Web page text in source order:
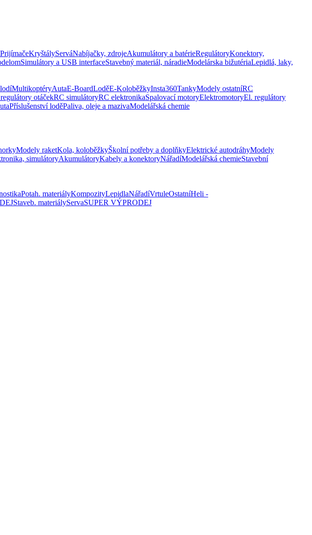
PrijímačeKryštályServáNabíjačky, zdrojeAkumulátory a batérieRegulátoryKonektory,
Simulátory a USB interfaceStavebný materiál, náradieModelárska bižutériaLepidlá, laky,
MultikoptéryAutaE-BoardLoděE-KoloběžkyInsta360TankyModely ostatníRC
otáčekRC simulátoryRC elektronikaSpalovací motoryElektromotoryEl. regulátory
Příslušenství loděPaliva, oleje a mazivaModelářská chemie
Modely raketKola, koloběžkyŠkolní potřeby a doplňkyElektrické autodráhyModely
simulátoryAkumulátoryKabely a konektoryNářadíModelářská chemieStavební
Potah. materiályKompozityLepidlaNářadíVrtuleOstatníHeli -
Staveb. materiályServaSUPER VÝPRODEJ